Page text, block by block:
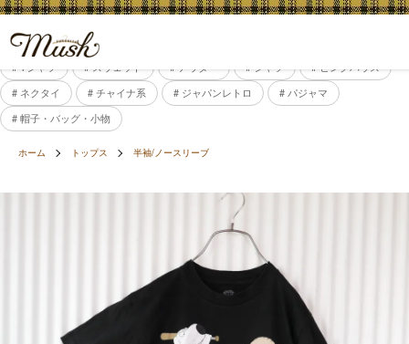
# Tシャツ # スウェット # アウター # シャツ
# ピンクハウス
# ネクタイ
# チャイナ系 # ジャパンレトロ
# パジャマ
# 帽子・バッグ・小物
ホーム トップス 半袖/ノースリーブ